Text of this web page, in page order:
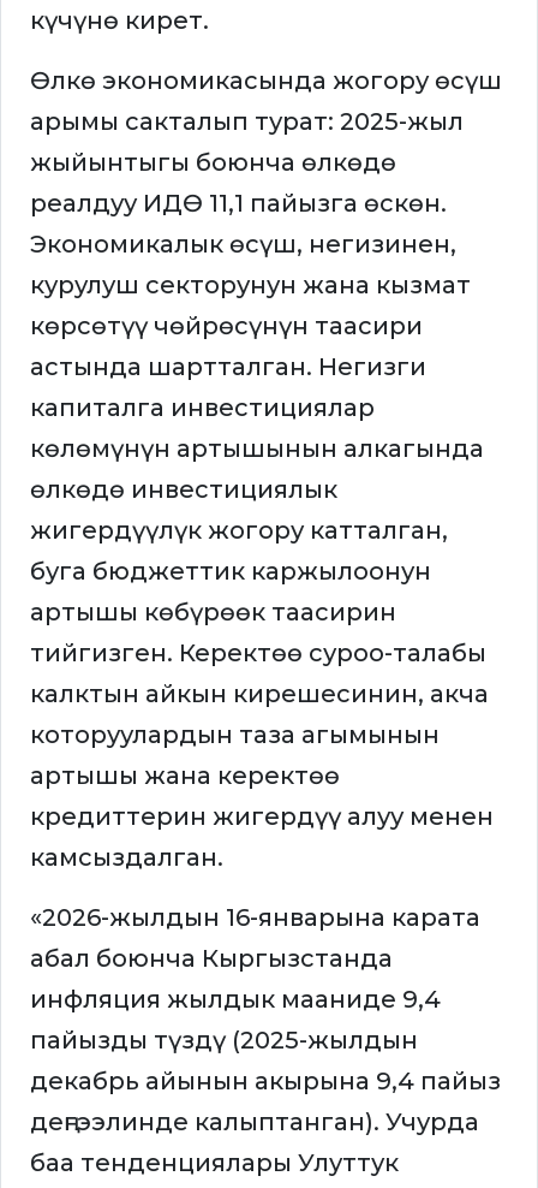
күчүнө кирет.
Өлкө экономикасында жогору өсүш
арымы сакталып турат: 2025-жыл
жыйынтыгы боюнча өлкөдө
реалдуу ИДӨ 11,1 пайызга өскөн.
Экономикалык өсүш, негизинен,
курулуш секторунун жана кызмат
көрсөтүү чөйрөсүнүн таасири
астында шартталган. Негизги
капиталга инвестициялар
көлөмүнүн артышынын алкагында
өлкөдө инвестициялык
жигердүүлүк жогору катталган,
буга бюджеттик каржылоонун
артышы көбүрөөк таасирин
тийгизген. Керектөө суроо-талабы
калктын айкын кирешесинин, акча
которуулардын таза агымынын
артышы жана керектөө
кредиттерин жигердүү алуу менен
камсыздалган.
«2026-жылдын 16-январына карата
абал боюнча Кыргызстанда
инфляция жылдык мааниде 9,4
пайызды түздү (2025-жылдын
декабрь айынын акырына 9,4 пайыз
деңгээлинде калыптанган). Учурда
баа тенденциялары Улуттук